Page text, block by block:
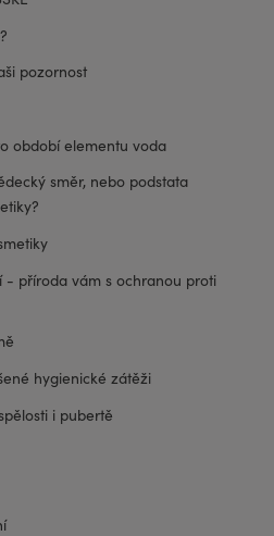
pozornost
období elementu voda
směr, nebo podstata
- příroda vám s ochranou proti
hygienické zátěži
i pubertě